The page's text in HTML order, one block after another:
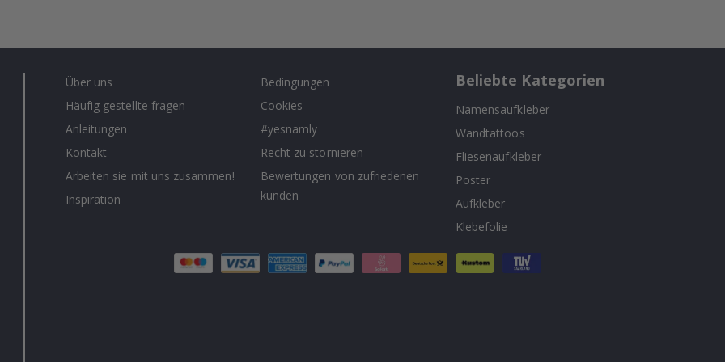
Über uns
Häufig gestellte fragen
Anleitungen
Kontakt
Arbeiten sie mit uns zusammen!
Inspiration
Bedingungen
Cookies
#yesnamly
Recht zu stornieren
Bewertungen von zufriedenen
kunden
Beliebte Kategorien
Namensaufkleber
Wandtattoos
Fliesenaufkleber
Poster
Aufkleber
Klebefolie